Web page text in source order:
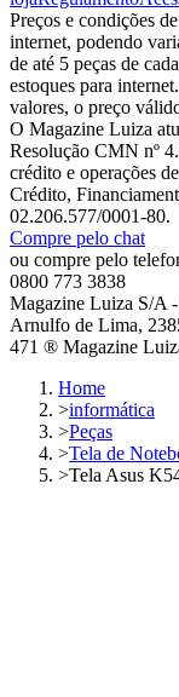
Preços e condições
internet, podendo
de até 5 peças de
estoques para
valores, o preço
O Magazine Luiza
Resolução CMN nº
crédito e operações
Crédito,
02.206.577/0001-80.
Compre pelo chat
ou compre pelo
0800 773 3838
Magazine Luiza S/A
Arnulfo de Lima,
471 ® Magazine
Home
>informática
>Peças
>Tela de
>Tela Asus